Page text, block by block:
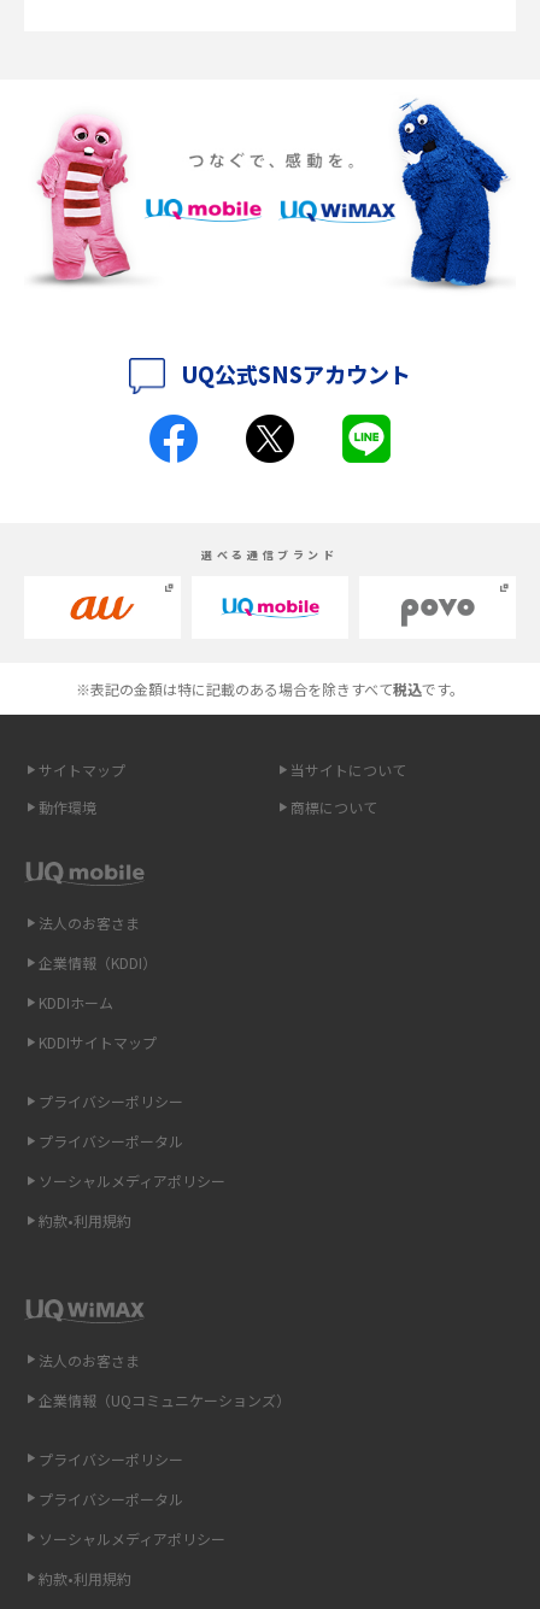
iPhone 16eとiPhone SE（第3世代）の違いは？サイズやスペックを比較し
て解説
iPhone 16eとiPhone 14を徹底比較！スペック・機能の違いをわかりやすく
紹介
iPhone 16とiPhone 15の違いは？カメラ・スペック・機能を徹底比較
iPhoneの機種変更のやり方は？事前準備・手順やデータ移行方法をわかり
Androidスマホとは？特徴やメリット・デメリット、おススメ機種を紹介
高校生にスマホ制限は必要？所持率やメリット・デメリットを詳しく紹介
トを解説
LINEの通知がこない時の原因と対処法9選！設定の確認手順も解説
スマホのウィジェットとは？iPhone・Androidの設定方法やおススメを紹
介
リプライ機能とは？LINE、X（旧Twitter）、Instagram、TikTokで送る方法
インスタのDMの送り方は？便利機能の使い方や注意点をわかりやすく解説
紹介
方法を詳しく解説
UQ公式SNSアカウント
選べる通信ブランド
※表記の金額は特に記載のある場合を除きすべて税込です。
サイトマップ
当サイトについて
動作環境
商標について
法人のお客さま
企業情報（KDDI）
KDDIホーム
KDDIサイトマップ
プライバシーポリシー
プライバシーポータル
ソーシャルメディアポリシー
約款•利用規約
法人のお客さま
企業情報（UQコミュニケーションズ）
プライバシーポリシー
プライバシーポータル
ソーシャルメディアポリシー
約款•利用規約